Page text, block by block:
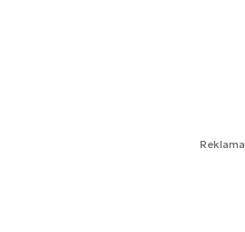
Reklama